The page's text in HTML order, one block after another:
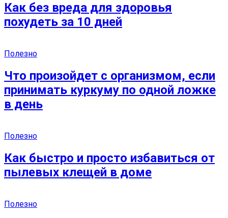
Как без вреда для здоровья
похудеть за 10 дней
Полезно
Что произойдет с организмом, если
принимать куркуму по одной ложке
в день
Полезно
Как быстро и просто избавиться от
пылевых клещей в доме
Полезно